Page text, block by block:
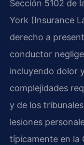
Sección 5102 de
York (Insurance
derecho a
conductor
incluyendo dolor
complejidades
y de los
lesiones
típicamente en la